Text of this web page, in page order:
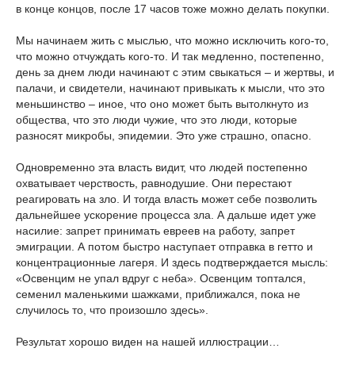
в конце концов, после 17 часов тоже можно делать покупки.
Мы начинаем жить с мыслью, что можно исключить кого-то,
что можно отчуждать кого-то. И так медленно, постепенно,
день за днем люди начинают с этим свыкаться – и жертвы, и
палачи, и свидетели, начинают привыкать к мысли, что это
меньшинство – иное, что оно может быть вытолкнуто из
общества, что это люди чужие, что это люди, которые
разносят микробы, эпидемии. Это уже страшно, опасно.
Одновременно эта власть видит, что людей постепенно
охватывает черствость, равнодушие. Они перестают
реагировать на зло. И тогда власть может себе позволить
дальнейшее ускорение процесса зла. А дальше идет уже
насилие: запрет принимать евреев на работу, запрет
эмиграции. А потом быстро наступает отправка в гетто и
концентрационные лагеря. И здесь подтверждается мысль:
«Освенцим не упал вдруг с неба». Освенцим топтался,
семенил маленькими шажками, приближался, пока не
случилось то, что произошло здесь».
Результат хорошо виден на нашей иллюстрации…